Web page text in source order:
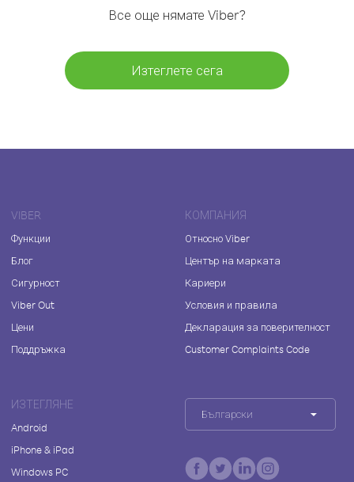
Все още нямате Viber?
Изтеглете сега
VIBER
Функции
Блог
Сигурност
Viber Out
Цени
Поддръжка
КОМПАНИЯ
Относно Viber
Център на марката
Кариери
Условия и правила
Декларация за поверителност
Customer Complaints Code
ИЗТЕГЛЯНЕ
Android
iPhone & iPad
Windows PC
Български